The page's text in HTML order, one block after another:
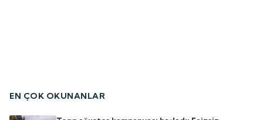
EN ÇOK OKUNANLAR